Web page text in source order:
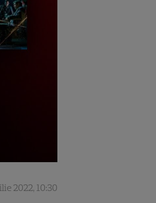
2022, 10:30